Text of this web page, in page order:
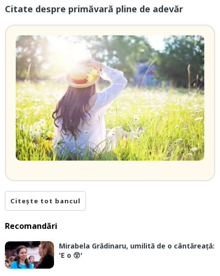
Citate despre primăvară pline de adevăr
Citește tot bancul
Recomandări
Mirabela Grădinaru, umilită de o cântăreață:
'E o 😲'